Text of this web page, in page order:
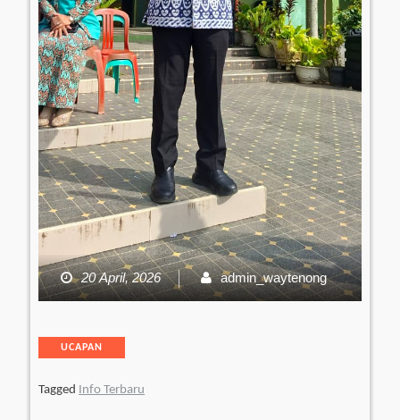
20 April, 2026 admin_waytenong
Categories
UCAPAN
Tagged Info Terbaru